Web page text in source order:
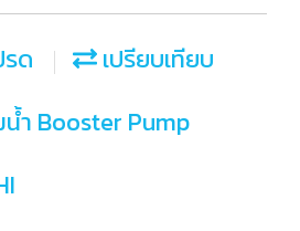
รด เปรียบเทียบ
ำ Booster Pump